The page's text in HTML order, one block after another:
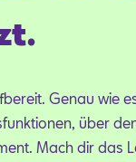
Ge­nau wie
über
Mach dir das